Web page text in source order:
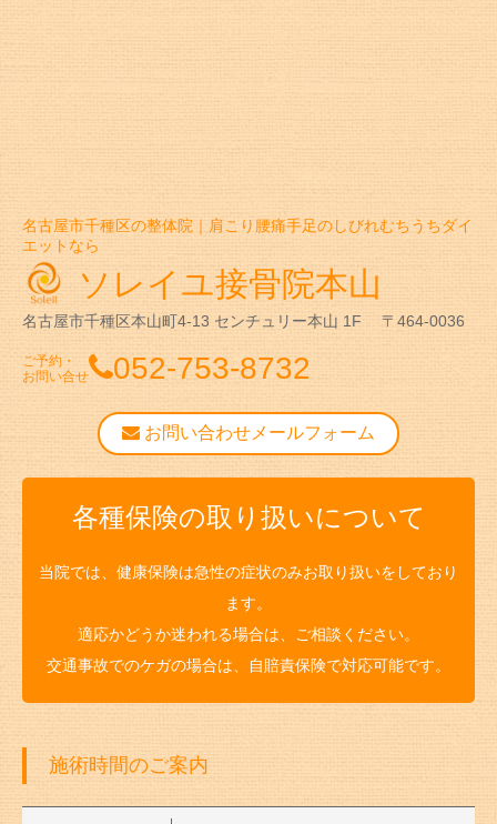
名古屋市千種区の整体院｜肩こり腰痛手足のしびれむちうちダイ
エットなら
ソレイユ接骨院本山
名古屋市千種区本山町4-13 センチュリー本山 1F 〒464-0036
ご予約・
お問い合せ
052-753-8732
お問い合わせメールフォーム
各種保険の取り扱いについて
当院では、健康保険は急性の症状のみお取り扱いをしており
ます。
適応かどうか迷われる場合は、ご相談ください。
交通事故でのケガの場合は、自賠責保険で対応可能です。
施術時間のご案内